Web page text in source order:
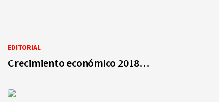
EDITORIAL
Crecimiento económico 2018…